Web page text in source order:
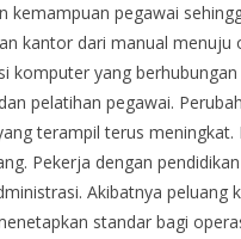
pegawai
kantor dari manual
komputer yang
pelatihan pegawai.
terampil terus
Pekerja dengan
Akibatnya peluang
standar bagi